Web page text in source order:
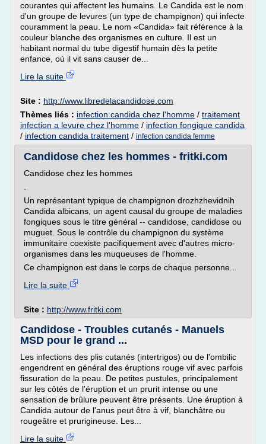
courantes qui affectent les humains. Le Candida est le nom
d'un groupe de levures (un type de champignon) qui infecte
couramment la peau. Le nom «Candida» fait référence à la
couleur blanche des organismes en culture. Il est un
habitant normal du tube digestif humain dès la petite
enfance, où il vit sans causer de...
Lire la suite
Site : http://www.libredelacandidose.com
Thèmes liés : infection candida chez l'homme / traitement
infection a levure chez l'homme / infection fongique candida
/ infection candida traitement / infection candida femme
Candidose chez les hommes - fritki.com
Candidose chez les hommes
Un représentant typique de champignon drozhzhevidnih
Candida albicans, un agent causal du groupe de maladies
fongiques sous le titre général -- candidose, candidose ou
muguet. Sous le contrôle du champignon du système
immunitaire coexiste pacifiquement avec d'autres micro-
organismes dans les muqueuses de l'homme.
Ce champignon est dans le corps de chaque personne...
Lire la suite
Site : http://www.fritki.com
Candidose - Troubles cutanés - Manuels
MSD pour le grand ...
Les infections des plis cutanés (intertrigos) ou de l'ombilic
engendrent en général des éruptions rouge vif avec parfois
fissuration de la peau. De petites pustules, principalement
sur les côtés de l'éruption et un prurit intense ou une
sensation de brûlure peuvent être présents. Une éruption à
Candida autour de l'anus peut être à vif, blanchâtre ou
rougeâtre et prurigineuse. Les...
Lire la suite